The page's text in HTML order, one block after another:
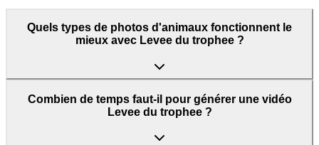
Quels types de photos d'animaux fonctionnent le
mieux avec Levee du trophee ?
Combien de temps faut-il pour générer une vidéo
Levee du trophee ?